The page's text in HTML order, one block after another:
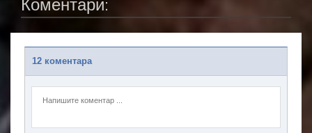
Коментари:
12 коментара